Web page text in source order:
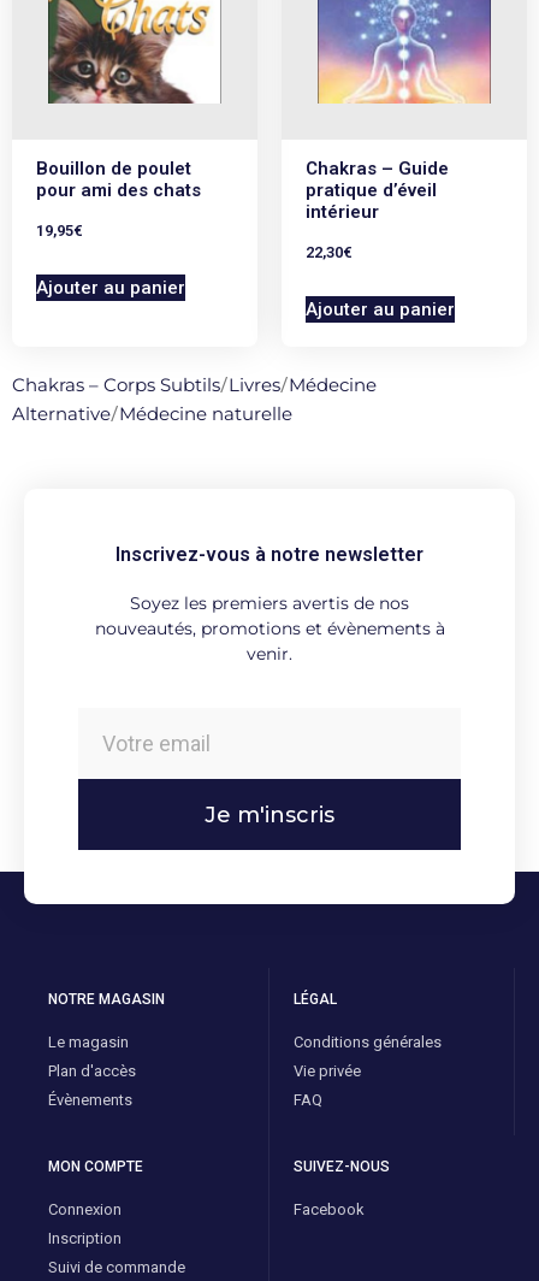
Bouillon de poulet
pour ami des chats
19,95€
Ajouter au panier
Chakras – Guide
pratique d’éveil
intérieur
22,30€
Ajouter au panier
Chakras – Corps Subtils/Livres/Médecine
Alternative/Médecine naturelle
Inscrivez-vous à notre newsletter
Soyez les premiers avertis de nos
nouveautés, promotions et évènements à
venir.
Je m'inscris
NOTRE MAGASIN
Le magasin
Plan d'accès
Évènements
LÉGAL
Conditions générales
Vie privée
FAQ
MON COMPTE
Connexion
Inscription
Suivi de commande
SUIVEZ-NOUS
Facebook